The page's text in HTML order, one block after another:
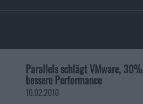
Parallels schlägt VMware, 30%
bessere Performance
10.02.2010